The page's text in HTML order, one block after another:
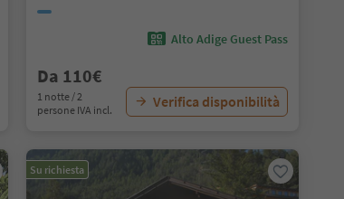
Alto Adige Guest Pass
Da 110€
1 notte / 2
persone IVA incl.
Verifica disponibilità
Su richiesta